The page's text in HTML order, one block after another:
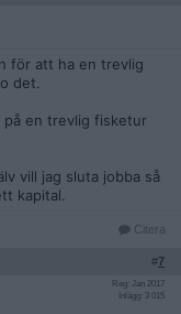
för att ha en trevlig
det.
på en trevlig fisketur
vill jag sluta jobba så
kapital.
Citera
#7
Reg: Jan 2017
Inlägg: 3 015